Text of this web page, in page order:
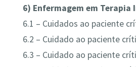
6) Enfermagem em Terapia
6.1 – Cuidados ao paciente
6.2 – Cuidado ao paciente
6.3 – Cuidado ao paciente